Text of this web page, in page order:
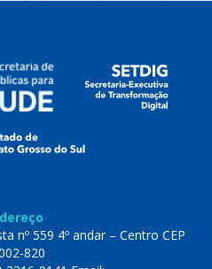
nº 559 4º andar – Centro CEP
820